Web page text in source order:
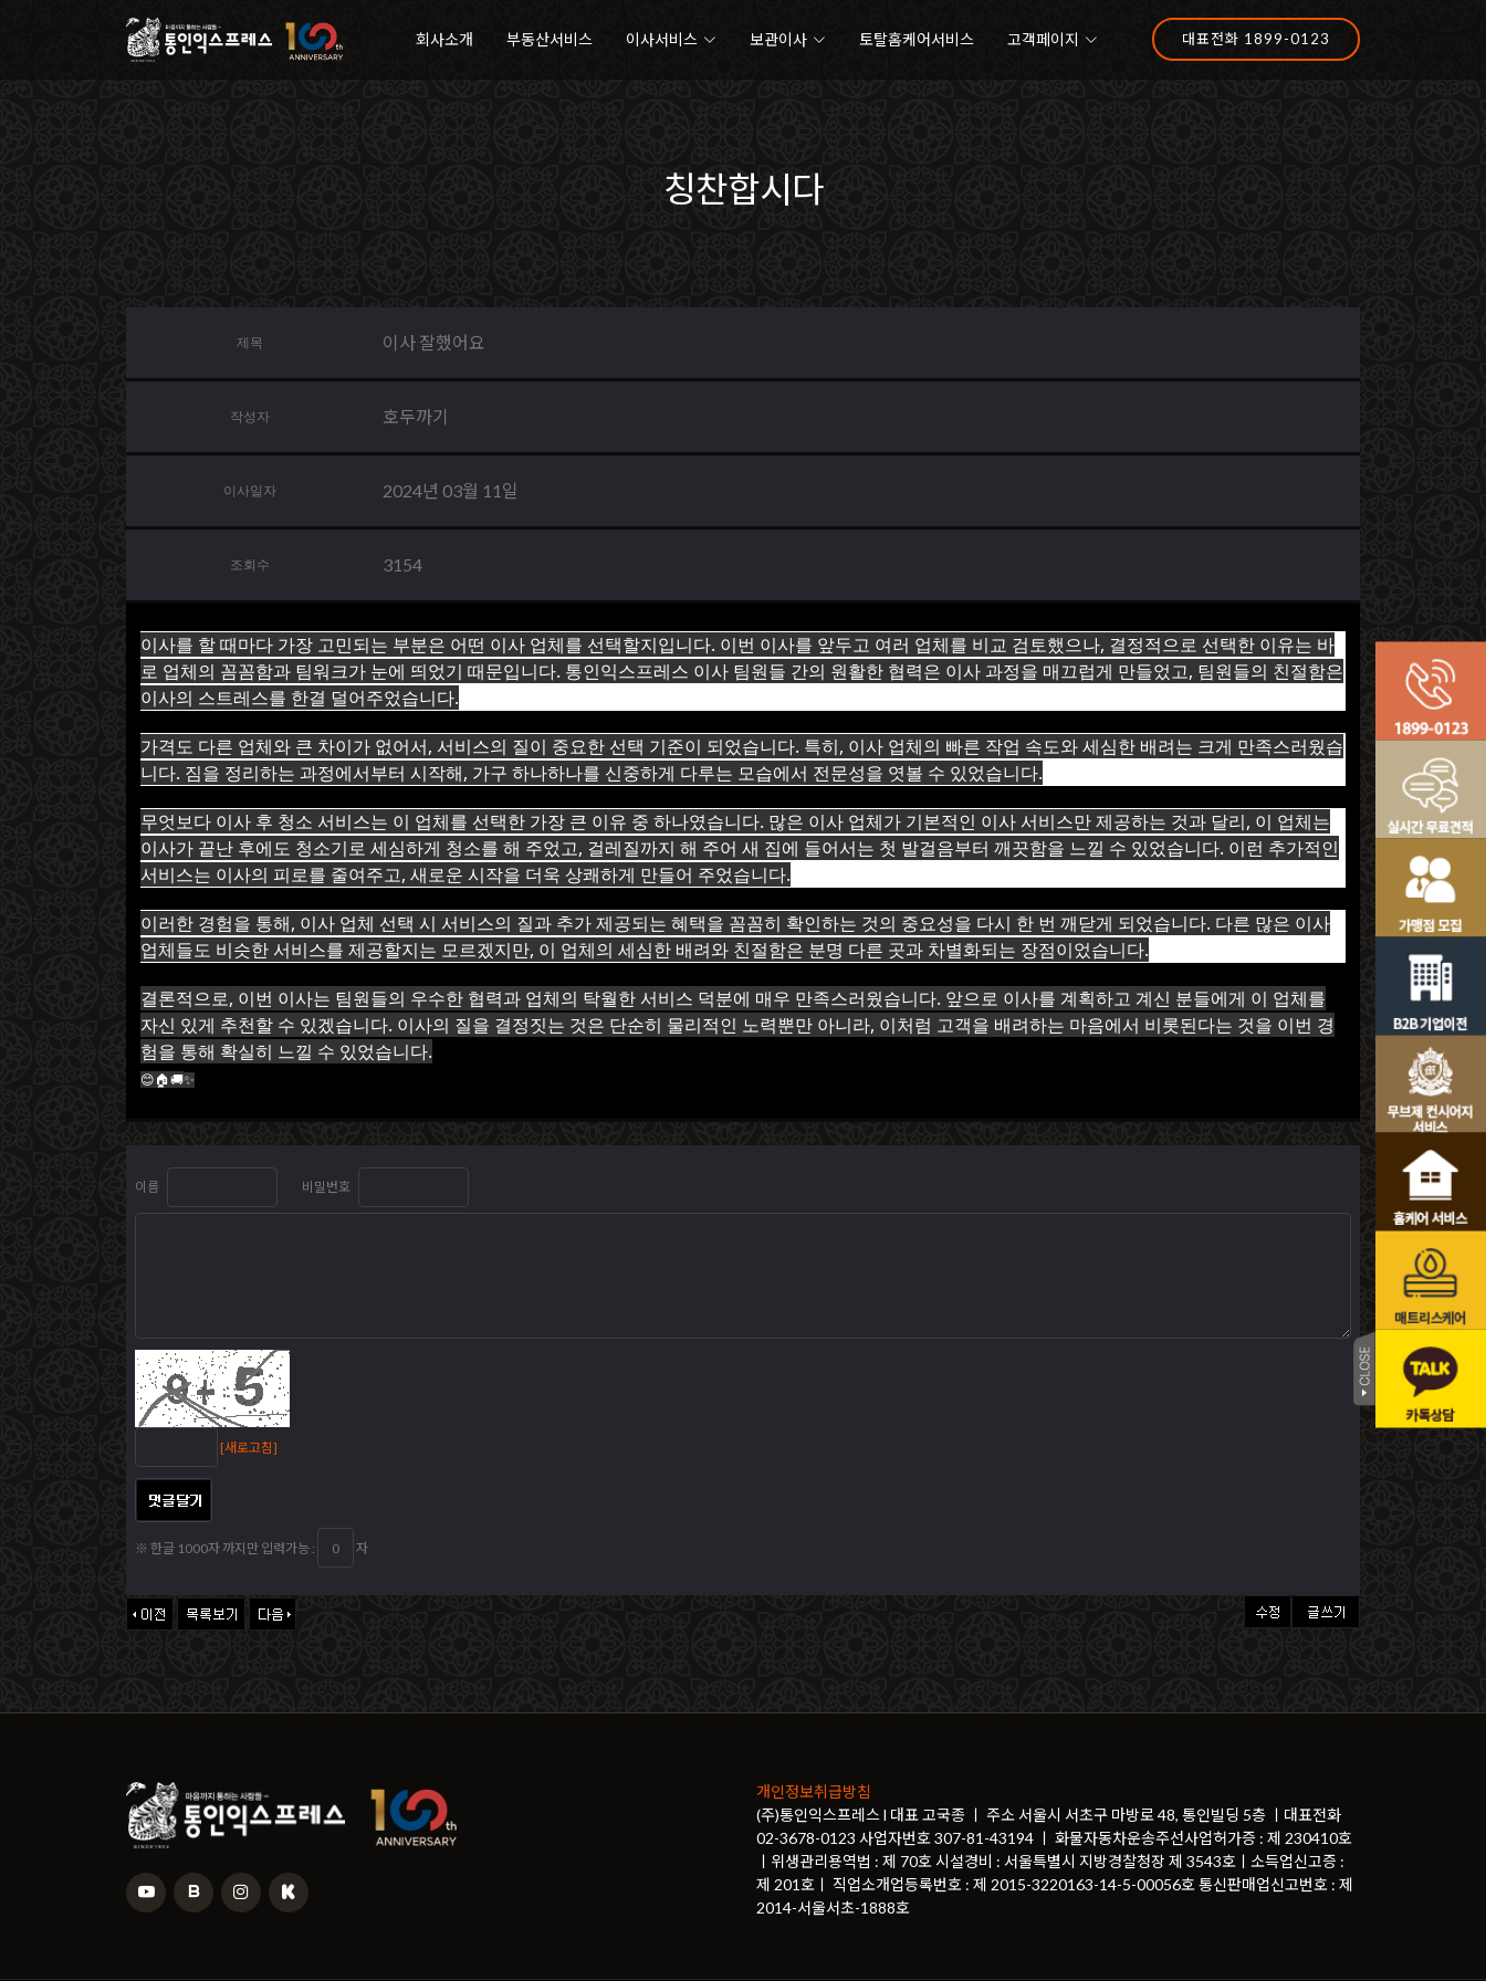
회사소개 부동산서비스 이사서비스 보관이사 토탈홈케어서비스 고객페이지 대표전화 1899-0123
칭찬합시다
제목 이사 잘했어요
작성자 호두까기
이사일자 2024년 03월 11일
조회수 3154
이사를 할 때마다 가장 고민되는 부분은 어떤 이사 업체를 선택할지입니다. 이번 이사를 앞두고 여러 업체를 비교 검토했으나, 결정적으로 선택한 이유는 바
로 업체의 꼼꼼함과 팀워크가 눈에 띄었기 때문입니다. 통인익스프레스 이사 팀원들 간의 원활한 협력은 이사 과정을 매끄럽게 만들었고, 팀원들의 친절함은
이사의 스트레스를 한결 덜어주었습니다.
가격도 다른 업체와 큰 차이가 없어서, 서비스의 질이 중요한 선택 기준이 되었습니다. 특히, 이사 업체의 빠른 작업 속도와 세심한 배려는 크게 만족스러웠습
니다. 짐을 정리하는 과정에서부터 시작해, 가구 하나하나를 신중하게 다루는 모습에서 전문성을 엿볼 수 있었습니다.
무엇보다 이사 후 청소 서비스는 이 업체를 선택한 가장 큰 이유 중 하나였습니다. 많은 이사 업체가 기본적인 이사 서비스만 제공하는 것과 달리, 이 업체는
이사가 끝난 후에도 청소기로 세심하게 청소를 해 주었고, 걸레질까지 해 주어 새 집에 들어서는 첫 발걸음부터 깨끗함을 느낄 수 있었습니다. 이런 추가적인
서비스는 이사의 피로를 줄여주고, 새로운 시작을 더욱 상쾌하게 만들어 주었습니다.
이러한 경험을 통해, 이사 업체 선택 시 서비스의 질과 추가 제공되는 혜택을 꼼꼼히 확인하는 것의 중요성을 다시 한 번 깨닫게 되었습니다. 다른 많은 이사
업체들도 비슷한 서비스를 제공할지는 모르겠지만, 이 업체의 세심한 배려와 친절함은 분명 다른 곳과 차별화되는 장점이었습니다.
결론적으로, 이번 이사는 팀원들의 우수한 협력과 업체의 탁월한 서비스 덕분에 매우 만족스러웠습니다. 앞으로 이사를 계획하고 계신 분들에게 이 업체를
자신 있게 추천할 수 있겠습니다. 이사의 질을 결정짓는 것은 단순히 물리적인 노력뿐만 아니라, 이처럼 고객을 배려하는 마음에서 비롯된다는 것을 이번 경
험을 통해 확실히 느낄 수 있었습니다.
😊🏠🚚✨
이름 비밀번호
[새로고침]
※ 한글 1000자 까지만 입력가능 : 자
개인정보취급방침
(주)통인익스프레스 l 대표 고국종 ㅣ 주소 서울시 서초구 마방로 48, 통인빌딩 5층 ㅣ대표전화
02-3678-0123 사업자번호 307-81-43194 ㅣ 화물자동차운송주선사업허가증 : 제 230410호
ㅣ위생관리용역법 : 제 70호 시설경비 : 서울특별시 지방경찰청장 제 3543호ㅣ소득업신고증 :
제 201호ㅣ 직업소개업등록번호 : 제 2015-3220163-14-5-00056호 통신판매업신고번호 : 제
2014-서울서초-1888호